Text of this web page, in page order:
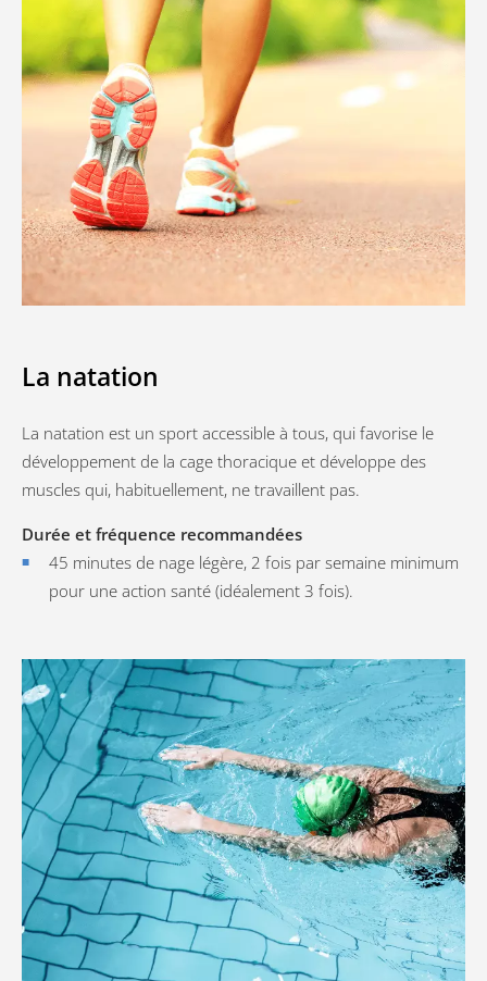
La natation
La natation est un sport accessible à tous, qui favorise le
développement de la cage thoracique et développe des
muscles qui, habituellement, ne travaillent pas.
Durée et fréquence recommandées
45 minutes de nage légère, 2 fois par semaine minimum
pour une action santé (idéalement 3 fois).